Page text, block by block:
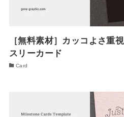
［無料素材］カッコよさ重
スリーカード
Card